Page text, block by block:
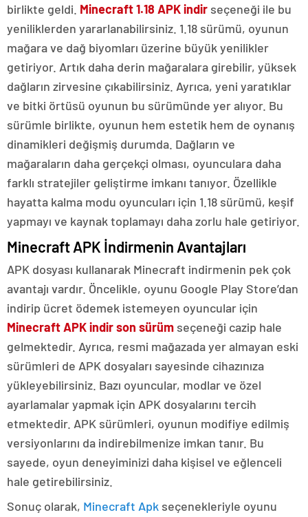
birlikte geldi. Minecraft 1.18 APK indir seçeneği ile bu
yeniliklerden yararlanabilirsiniz. 1.18 sürümü, oyunun
mağara ve dağ biyomları üzerine büyük yenilikler
getiriyor. Artık daha derin mağaralara girebilir, yüksek
dağların zirvesine çıkabilirsiniz. Ayrıca, yeni yaratıklar
ve bitki örtüsü oyunun bu sürümünde yer alıyor. Bu
sürümle birlikte, oyunun hem estetik hem de oynanış
dinamikleri değişmiş durumda. Dağların ve
mağaraların daha gerçekçi olması, oyunculara daha
farklı stratejiler geliştirme imkanı tanıyor. Özellikle
hayatta kalma modu oyuncuları için 1.18 sürümü, keşif
yapmayı ve kaynak toplamayı daha zorlu hale getiriyor.
Minecraft APK İndirmenin Avantajları
APK dosyası kullanarak Minecraft indirmenin pek çok
avantajı vardır. Öncelikle, oyunu Google Play Store’dan
indirip ücret ödemek istemeyen oyuncular için
Minecraft APK indir son sürüm seçeneği cazip hale
gelmektedir. Ayrıca, resmi mağazada yer almayan eski
sürümleri de APK dosyaları sayesinde cihazınıza
yükleyebilirsiniz. Bazı oyuncular, modlar ve özel
ayarlamalar yapmak için APK dosyalarını tercih
etmektedir. APK sürümleri, oyunun modifiye edilmiş
versiyonlarını da indirebilmenize imkan tanır. Bu
sayede, oyun deneyiminizi daha kişisel ve eğlenceli
hale getirebilirsiniz.
Sonuç olarak, Minecraft Apk seçenekleriyle oyunu